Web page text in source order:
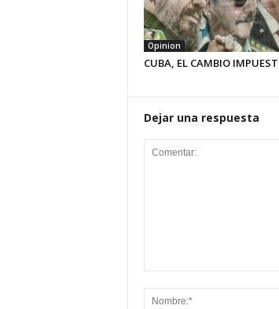
Opinion
CUBA, EL CAMBIO
Dejar una respuesta